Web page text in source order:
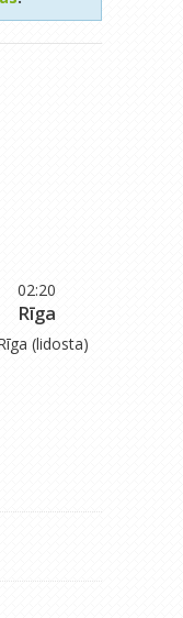
02:20
Rīga
(lidosta)